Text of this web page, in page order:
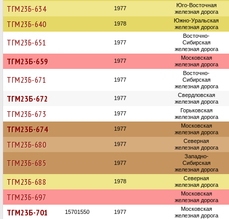
ТГМ23Б-634 1977
Юго-Восточная
железная дорога
ТГМ23Б-640 1978
Южно-Уральская
железная дорога
ТГМ23Б-651 1977
Восточно-
Сибирская
железная дорога
ТГМ23Б-659 1977
Московская
железная дорога
ТГМ23Б-671 1977
Восточно-
Сибирская
железная дорога
ТГМ23Б-672 1977
Свердловская
железная дорога
ТГМ23Б-673 1977
Горьковская
железная дорога
ТГМ23Б-674 1977
Московская
железная дорога
ТГМ23Б-680 1977
Северная
железная дорога
ТГМ23Б-685 1977
Западно-
Сибирская
железная дорога
ТГМ23Б-688 1978
Северная
железная дорога
ТГМ23Б-697
Московская
железная дорога
ТГМ23Б-701 15701550 1977
Московская
железная дорога